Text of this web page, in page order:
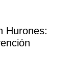
Hurones: